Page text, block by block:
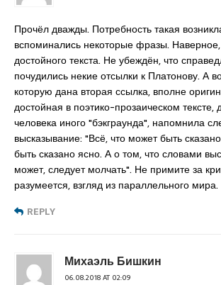
Прочёл дважды. Потребность такая
вспоминались некоторые фразы. Наверное,
достойного текста. Не убеждён, что
почудились некие отсылки к Платонову. А
которую дана вторая ссылка, вполне
достойная в поэтико-прозаическом тексте,
человека иного "бэкграунда", напомнила
высказывание: "Всё, что может быть
быть сказано ясно. А о том, что словами
может, следует молчать". Не примите за
разумеется, взгляд из параллельного мира.
REPLY
Михаэль Бишкин
06.08.2018 AT 02:09